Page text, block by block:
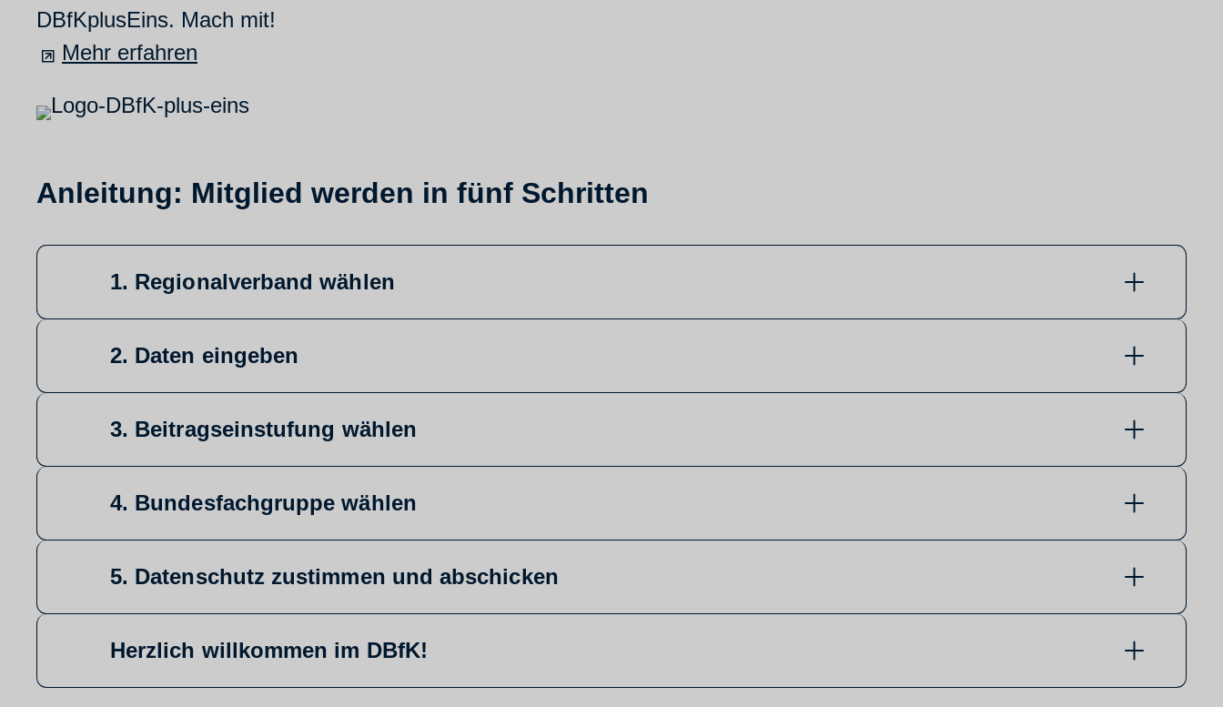
DBfKplusEins. Mach mit!
Mehr erfahren
Anleitung: Mitglied werden in fünf Schritten
1. Regionalverband wählen
2. Daten eingeben
3. Beitragseinstufung wählen
4. Bundesfachgruppe wählen
5. Datenschutz zustimmen und abschicken
Herzlich willkommen im DBfK!